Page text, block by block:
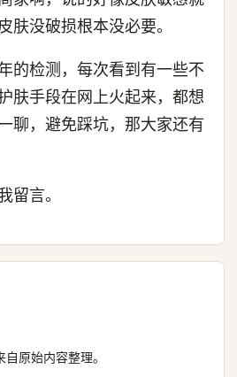
肤没破损根本没必要。
的检测，每次看到有一些不
肤手段在网上火起来，都想
聊，避免踩坑，那大家还有
留言。
原始内容整理。